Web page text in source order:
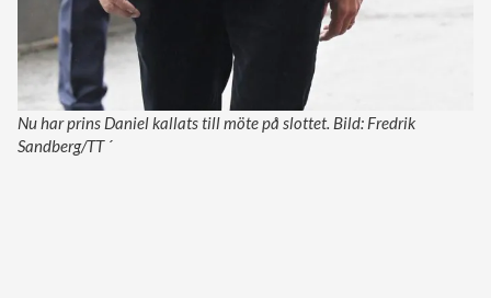
Nu har prins Daniel kallats till möte på slottet. Bild: Fredrik
Sandberg/TT ´